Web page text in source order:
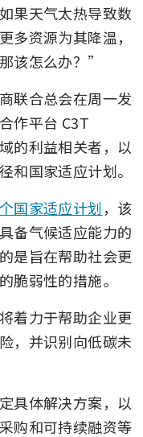
果天气太热导致数
多资源为其降温，
该怎么办？”
联合总会在周一发
作平台 C3T
的利益相关者，以
和国家适应计划。
国家适应计划，该
备气候适应能力的
是旨在帮助社会更
脆弱性的措施。
着力于帮助企业更
，并识别向低碳未
具体解决方案，以
购和可持续融资等